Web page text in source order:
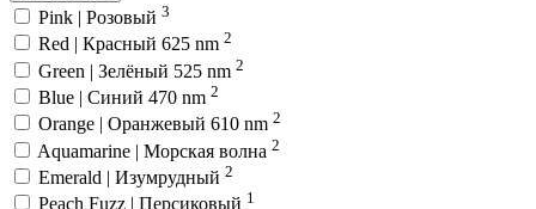
Pink | Розовый 3
Red | Красный 625 nm 2
Green | Зелёный 525 nm 2
Blue | Синий 470 nm 2
Orange | Оранжевый 610 nm 2
Aquamarine | Морская волна 2
Emerald | Изумрудный 2
Peach Fuzz | Персиковый 1